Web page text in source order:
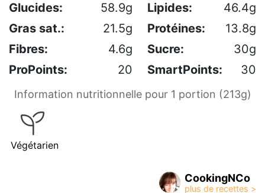
Glucides: 58.9g Lipides:
46.4g
Gras sat.:
21.5g Protéines:
13.8g
Fibres:
4.6g Sucre:
30g
ProPoints:
20 SmartPoints: 30
Information nutritionnelle pour 1 portion (213g)
Végétarien
CookingNCo